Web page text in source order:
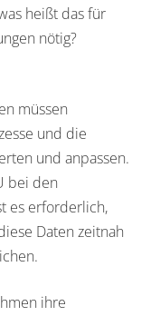
heißt das für
nötig?
müssen
und die
und anpassen.
bei den
es erforderlich,
Daten zeitnah
ihre